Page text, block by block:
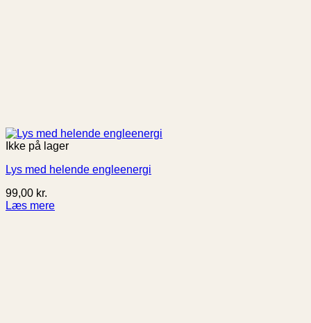
Ikke på lager
Lys med helende engleenergi
99,00 kr.
Læs mere